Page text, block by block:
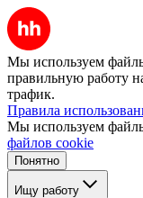
Мы используем
правильную работу
трафик.
Правила
Мы используем
файлов cookie
Понятно
Ищу работу